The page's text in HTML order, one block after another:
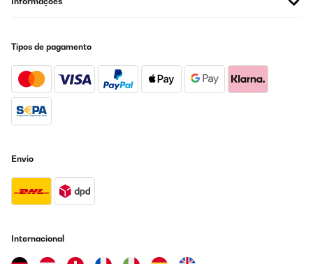
Genau so etwas hatte ich gesucht. Jetzt ist meine Kühltruhe
Traduzir
Tipos de pagamento
Envio
Internacional